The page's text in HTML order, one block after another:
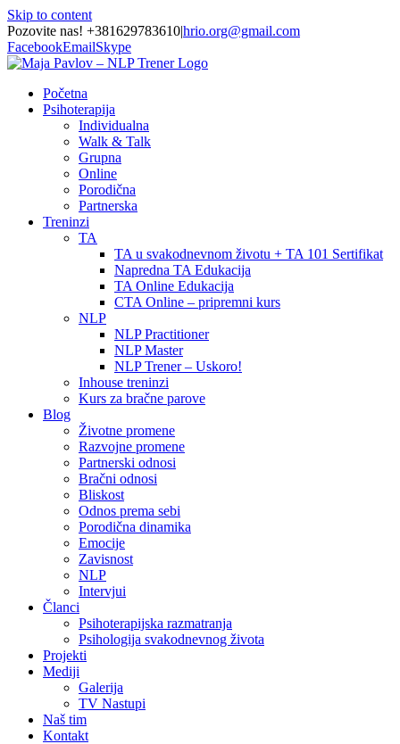
Skip to content
Pozovite nas! +381629783610|hrio.org@gmail.com
FacebookEmailSkype
Početna
Psihoterapija
Individualna
Walk & Talk
Grupna
Online
Porodična
Partnerska
Treninzi
TA
TA u svakodnevnom životu + TA 101 Sertifikat
Napredna TA Edukacija
TA Online Edukacija
CTA Online – pripremni kurs
NLP
NLP Practitioner
NLP Master
NLP Trener – Uskoro!
Inhouse treninzi
Kurs za bračne parove
Blog
Životne promene
Razvojne promene
Partnerski odnosi
Bračni odnosi
Bliskost
Odnos prema sebi
Porodična dinamika
Emocije
Zavisnost
NLP
Intervjui
Članci
Psihoterapijska razmatranja
Psihologija svakodnevnog života
Projekti
Mediji
Galerija
TV Nastupi
Naš tim
Kontakt